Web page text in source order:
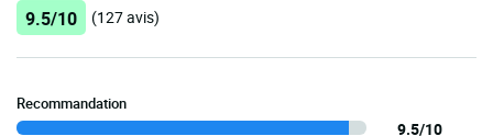
9.5/10 (127 avis)
Recommandation
9.5/10